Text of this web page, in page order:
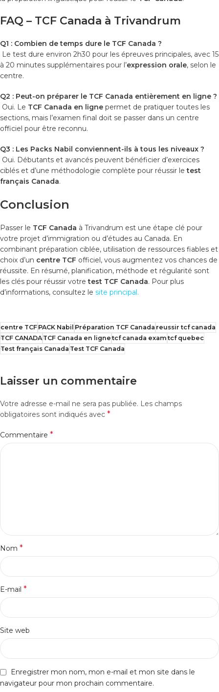
FAQ – TCF Canada à Trivandrum
Q1 : Combien de temps dure le TCF Canada ?
Le test dure environ 2h30 pour les épreuves principales, avec 15
à 20 minutes supplémentaires pour l’expression orale, selon le
centre.
Q2 : Peut-on préparer le TCF Canada entièrement en ligne ?
Oui. Le TCF Canada en ligne permet de pratiquer toutes les
sections, mais l’examen final doit se passer dans un centre
officiel pour être reconnu.
Q3 : Les Packs Nabil conviennent-ils à tous les niveaux ?
Oui. Débutants et avancés peuvent bénéficier d’exercices
ciblés et d’une méthodologie complète pour réussir letest
français Canada.
Conclusion
Passer le TCF Canada à Trivandrum est une étape clé pour
votre projet d’immigration ou d’études au Canada. En
combinant préparation ciblée, utilisation de ressources fiables et
choix d’un centre TCF officiel, vous augmentez vos chances de
réussite. En résumé, planification, méthode et régularité sont
les clés pour réussir votretest TCF Canada. Pour plus
d’informations, consultez le site principal.
centre TCFPACK Nabil Préparation TCF Canada reussir tcf canada
TCF CANADATCF Canada en ligne tcf canada exam tcf quebec
Test français Canada Test TCF Canada
Laisser un commentaire
Votre adresse e-mail ne sera pas publiée. Les champs
obligatoires sont indiqués avec *
Commentaire *
Nom *
E-mail *
Site web
Enregistrer mon nom, mon e-mail et mon site dans le
navigateur pour mon prochain commentaire.